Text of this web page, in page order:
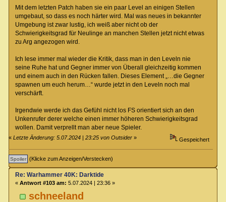
Mit dem letzten Patch haben sie ein paar Level an einigen Stellen
umgebaut, so dass es noch härter wird. Mal was neues in bekannter
Umgebung ist zwar lustig, ich weiß aber nicht ob der
Schwierigkeitsgrad für Neulinge an manchen Stellen jetzt nicht etwas
zu Arg angezogen wird.
Ich lese immer mal wieder die Kritik, dass man in den Leveln nie
seine Ruhe hat und Gegner immer von Überall gleichzeitig kommen
und einem auch in den Rücken fallen. Dieses Element „…die Gegner
spawnen um euch herum…“ wurde jetzt in den Leveln noch mal
verschärft.
Irgendwie werde ich das Gefühl nicht los FS orientiert sich an den
Unkenrufer derer welche einen immer höheren Schwierigkeitsgrad
wollen. Damit verprellt man aber neue Spieler.
«Letzte Änderung: 5.07.2024 | 23:25 von Outsider » Gespeichert
(Klicke zum Anzeigen/Verstecken)
schneeland
Re: Warhammer 40K: Darktide
« Antwort #103 am: 5.07.2024 | 23:36 »